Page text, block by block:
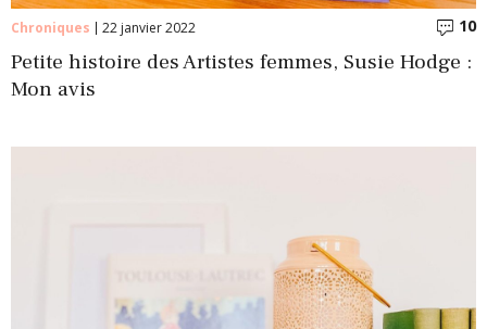
Chroniques 22 janvier 2022 10
Petite histoire des Artistes femmes, Susie Hodge :
Mon avis